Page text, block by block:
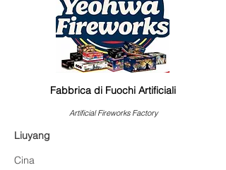
Fabbrica di Fuochi Artificiali
Artificial Fireworks Factory
Liuyang
Cina